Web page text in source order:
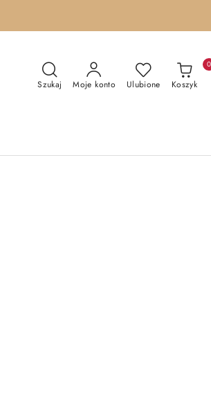
Szukaj Moje konto Ulubione Koszyk
0